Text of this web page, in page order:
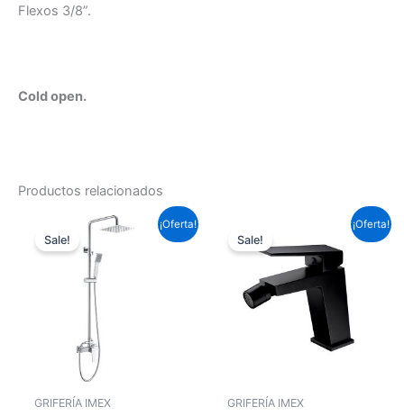
Flexos 3/8”.
Cold open.
Productos relacionados
¡Oferta!
Sale!
GRIFERÍA IMEX
El
precio
original
era:
193,60 €.
precio
¡Oferta!
Sale!
GRIFERÍA IMEX
original
95,59 €.
precio
actual
es:
70,76 €.